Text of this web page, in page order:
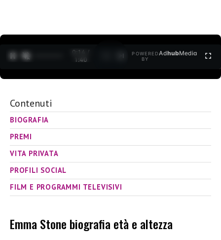
0:15 /
1:40
POWERED
BY
AdhubMedia
Contenuti
BIOGRAFIA
PREMI
VITA PRIVATA
PROFILI SOCIAL
FILM E PROGRAMMI TELEVISIVI
Emma Stone biografia età e altezza